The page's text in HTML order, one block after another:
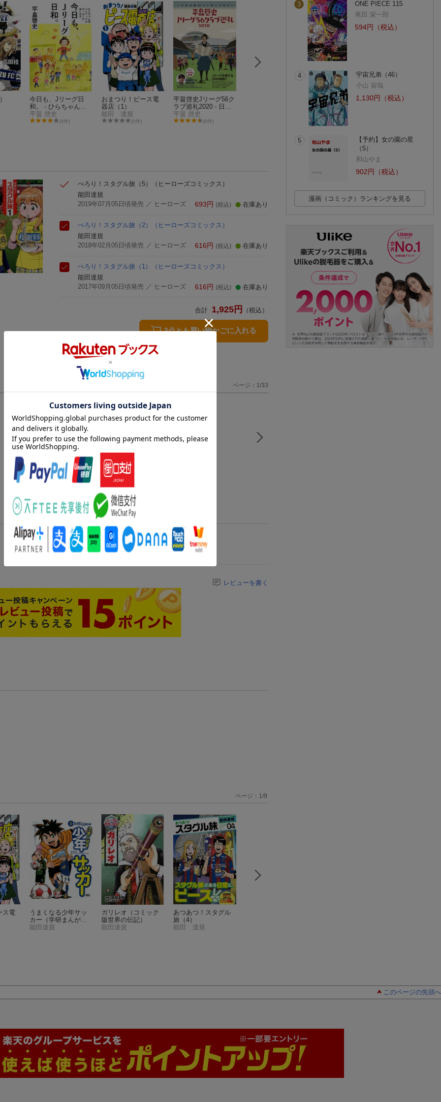
今日も、Jリーグ日
和。 - ひらちゃん流
マニアックなサッカ
ーの楽しみ方 -
平畠 啓史
(3件)
おまつり！ピース電
器店（1）
能田 達規
(2件)
平畠啓史Jリーグ56ク
ラブ巡礼2020 - 日本
全国56人に会ってき
た -
平畠 啓史
(6件)
アトムザ・ビギニン
グ（10）
手塚治虫
となりのトロル
ぺろり！スタグル旅（5）
（ヒーローズコミックス）
能田達規
2019年07月05日頃発売 ／ ヒーローズ 693円 (税込) 在庫あり
ぺろり！スタグル旅（2）
（ヒーローズコミックス）
能田達規
2018年02月05日頃発売 ／ ヒーローズ 616円 (税込) 在庫あり
ぺろり！スタグル旅（1）
（ヒーローズコミックス）
能田達規
2017年09月05日頃発売 ／ ヒーローズ 616円 (税込) 在庫あり
合計 1,925 円 （税込）
3点とも買い物かごに入れる
ページ：1/33
レビューを書く
ス電
うまくなる少年サッ
カー （学研まんが入
門シリーズ）
能田達規
ガリレオ （コミック
版世界の伝記）
能田達規
あつあつ！スタグル
旅（4）
能田 達規
ページ： 1/9
3
ONE PIECE 115
尾田 栄一郎
594円（税込）
4
宇宙兄弟（46）
小山 宙哉
1,130円（税込）
5
【予約】女の園の星
（5）
和山やま
902円（税込）
漫画（コミック）ランキングを見る
このページの先頭へ